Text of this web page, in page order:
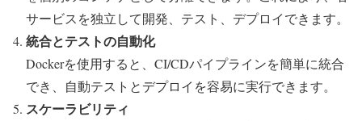
サービスを独立して開発、テスト、デプロイできます。
統合とテストの自動化
Dockerを使用すると、CI/CDパイプラインを簡単に統合
でき、自動テストとデプロイを容易に実行できます。
スケーラビリティ